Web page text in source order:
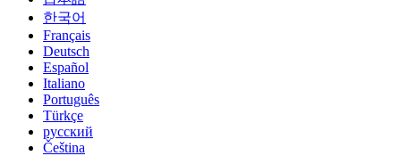
한국어
Français
Deutsch
Español
Italiano
Português
Türkçe
русский
Čeština